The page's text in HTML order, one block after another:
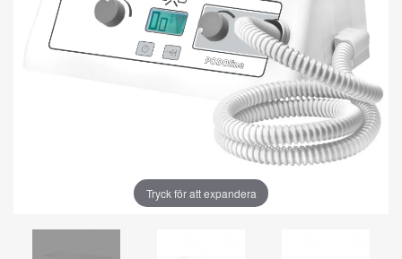
Tryck för att expandera